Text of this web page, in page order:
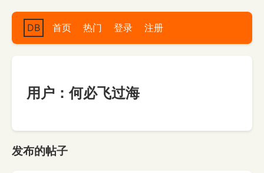
DB 首页 热门 登录 注册
用户：何必飞过海
发布的帖子